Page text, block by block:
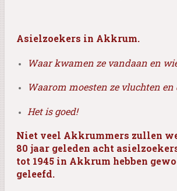
Asielzoekers in Akkrum.
Waar kwamen ze vandaan en
Waarom moesten ze vluchten en
Het is goed!
Niet veel Akkrummers zullen
80 jaar geleden acht
tot 1945 in Akkrum hebben
geleefd.